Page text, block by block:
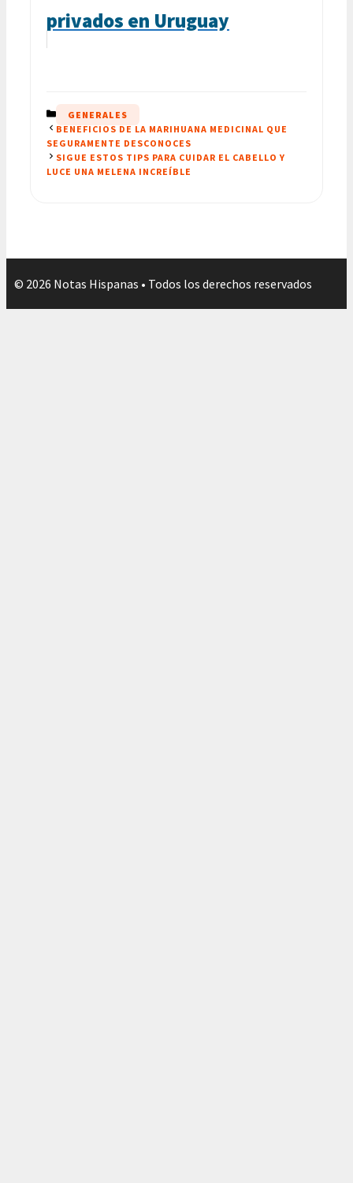
privados en Uruguay
CATEGORÍAS
GENERALES
BENEFICIOS DE LA MARIHUANA MEDICINAL QUE
SEGURAMENTE DESCONOCES
SIGUE ESTOS TIPS PARA CUIDAR EL CABELLO Y
LUCE UNA MELENA INCREÍBLE
© 2026 Notas Hispanas • Todos los derechos reservados